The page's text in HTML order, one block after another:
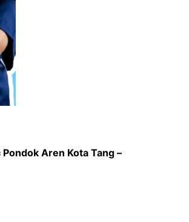
Aren Kota Tang –